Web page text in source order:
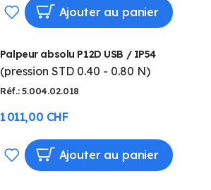
AJOUTER
MA
LISTE
D’ENVIE
Ajouter au panier
Palpeur absolu P12D USB / IP54
(pression STD 0.40 - 0.80 N)
Réf.: 5.004.02.018
1 011,00 CHF
AJOUTERAjouter au panier